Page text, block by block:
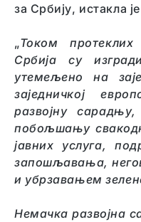
за Србију, истакла
„Током
Србија су
утемељено на
заједничкој
развојну
побољшању
јавних услуга,
запошљавања,
и убрзавањем
Немачка развојна